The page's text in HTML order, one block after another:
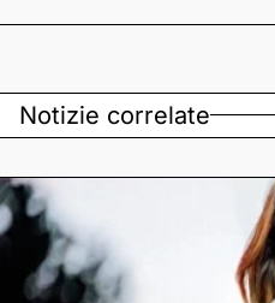
Notizie correlate